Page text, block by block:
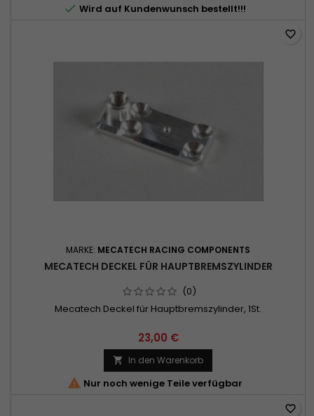
 Wird auf Kundenwunsch bestellt!!!
MARKE: MECATECH RACING COMPONENTS
MECATECH DECKEL FÜR HAUPTBREMSZYLINDER
(0)
Mecatech Deckel für Hauptbremszylinder, 1St.
23,00 €
 In den Warenkorb
 Nur noch wenige Teile verfügbar
favorite_border
favorite_border